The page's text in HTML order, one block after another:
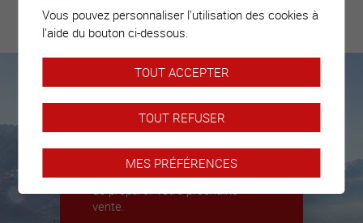
Estimez votre
bien
accompagner
Nous déléguerons un expert pour
vous donner toutes les clés afin
de préparer votre prochaine
vente.
Vous pouvez personnaliser l'utilisation des cookies à
l'aide du bouton ci-dessous.
TOUT ACCEPTER
TOUT REFUSER
MES PRÉFÉRENCES